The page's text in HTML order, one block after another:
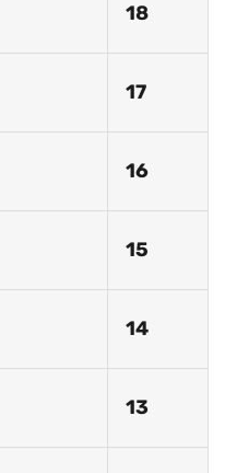
18
17
16
15
14
13